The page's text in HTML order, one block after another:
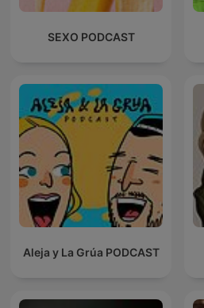
SEXO PODCAST
Aleja y La Grúa PODCAST